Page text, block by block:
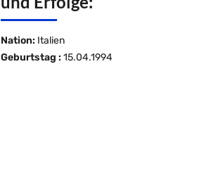
Nation: Italien
Geburtstag : 15.04.1994